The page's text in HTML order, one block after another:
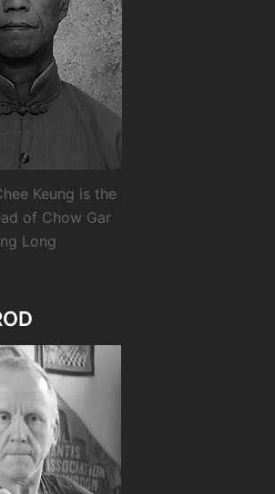
Keung is the
of Chow Gar
Long